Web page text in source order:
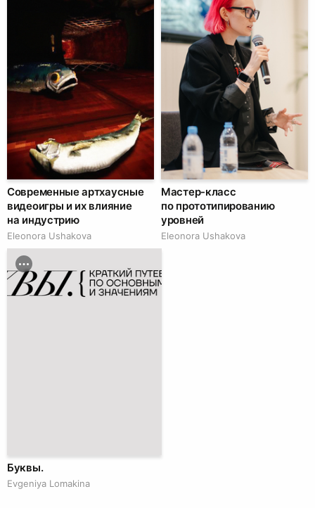
Современные артхаусные
видеоигры и их влияние
на индустрию
Eleonora Ushakova
Мастер-класс
по прототипированию
уровней
Eleonora Ushakova
Буквы.
Evgeniya Lomakina